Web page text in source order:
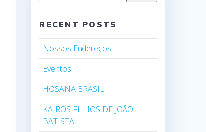
RECENT POSTS
Nossos Endereços
Eventos
HOSANA BRASIL
KAIRÓS FILHOS DE JOÃO
BATISTA